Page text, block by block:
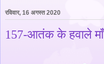
रविवार, 16 अगस्त 2020
157-आतंक के हवाले माँ